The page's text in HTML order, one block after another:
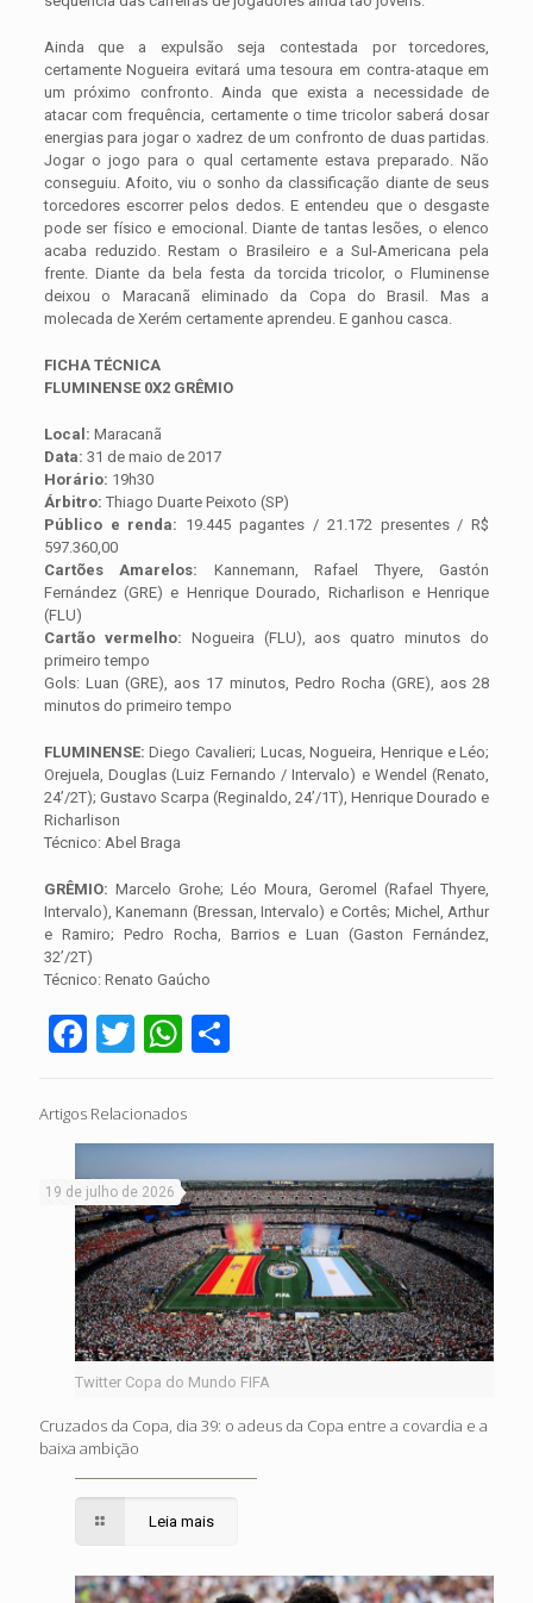
Ainda que a expulsão seja contestada por torcedores,
certamente Nogueira evitará uma tesoura em contra-ataque em
um próximo confronto. Ainda que exista a necessidade de
atacar com frequência, certamente o time tricolor saberá dosar
energias para jogar o xadrez de um confronto de duas partidas.
Jogar o jogo para o qual certamente estava preparado. Não
conseguiu. Afoito, viu o sonho da classificação diante de seus
torcedores escorrer pelos dedos. E entendeu que o desgaste
pode ser físico e emocional. Diante de tantas lesões, o elenco
acaba reduzido. Restam o Brasileiro e a Sul-Americana pela
frente. Diante da bela festa da torcida tricolor, o Fluminense
deixou o Maracanã eliminado da Copa do Brasil. Mas a
molecada de Xerém certamente aprendeu. E ganhou casca.
FICHA TÉCNICA
FLUMINENSE 0X2 GRÊMIO
Local: Maracanã
Data: 31 de maio de 2017
Horário: 19h30
Árbitro: Thiago Duarte Peixoto (SP)
Público e renda: 19.445 pagantes / 21.172 presentes / R$
597.360,00
Cartões Amarelos: Kannemann, Rafael Thyere, Gastón
Fernández (GRE) e Henrique Dourado, Richarlison e Henrique
(FLU)
Cartão vermelho: Nogueira (FLU), aos quatro minutos do
primeiro tempo
Gols: Luan (GRE), aos 17 minutos, Pedro Rocha (GRE), aos 28
minutos do primeiro tempo
FLUMINENSE: Diego Cavalieri; Lucas, Nogueira, Henrique e Léo;
Orejuela, Douglas (Luiz Fernando / Intervalo) e Wendel (Renato,
24’/2T); Gustavo Scarpa (Reginaldo, 24’/1T), Henrique Dourado e
Richarlison
Técnico: Abel Braga
GRÊMIO: Marcelo Grohe; Léo Moura, Geromel (Rafael Thyere,
Intervalo), Kanemann (Bressan, Intervalo) e Cortês; Michel, Arthur
e Ramiro; Pedro Rocha, Barrios e Luan (Gaston Fernández,
32’/2T)
Técnico: Renato Gaúcho
Facebook
TwitterWhatsApp
Artigos Relacionados
Twitter Copa do Mundo FIFA
19 de julho de 2026
Cruzados da Copa, dia 39: o adeus da Copa entre a covardia e a
baixa ambição
Leia mais